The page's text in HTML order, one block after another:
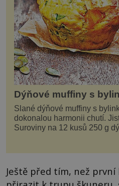
Dýňové muffiny s
Slané dýňové muffiny s
dokonalou harmonii chutí.
Suroviny na 12 kusů 250 g
olivového oleje sůl, pepř
Ještě před tím, než